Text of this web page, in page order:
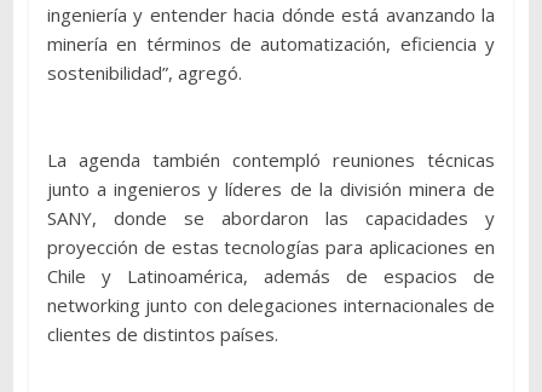
ingeniería y entender hacia dónde está avanzando la
minería en términos de automatización, eficiencia y
sostenibilidad”, agregó.
La agenda también contempló reuniones técnicas
junto a ingenieros y líderes de la división minera de
SANY, donde se abordaron las capacidades y
proyección de estas tecnologías para aplicaciones en
Chile y Latinoamérica, además de espacios de
networking junto con delegaciones internacionales de
clientes de distintos países.